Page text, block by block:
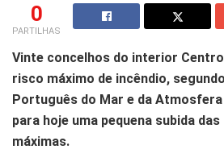
0
PARTILHAS
Vinte concelhos do interior
risco máximo de incêndio,
Português do Mar e da Atmosfera
para hoje uma pequena subida
máximas.